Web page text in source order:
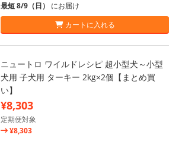
最短 8/9（日） にお届け
カートに入れる
ニュートロ ワイルドレシピ 超小型犬～小型
犬用 子犬用 ターキー 2kg×2個【まとめ買
い】
¥8,303
定期便対象
¥8,303